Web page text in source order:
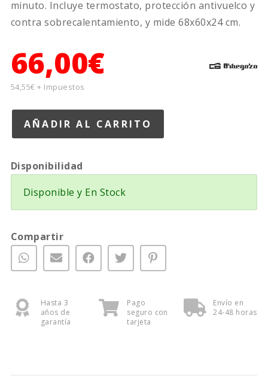
minuto. Incluye termostato, protección antivuelco y
contra sobrecalentamiento, y mide 68x60x24 cm.
66,00€
54,55€ + Impuestos
Disponibilidad
Disponible y En Stock
Compartir
Hasta 3
años de
garantía
Pago
seguro con
tarjeta
Envío en
24-48 horas